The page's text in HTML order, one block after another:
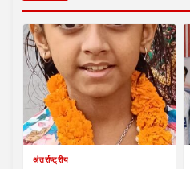
अंतर्राष्ट्रीय